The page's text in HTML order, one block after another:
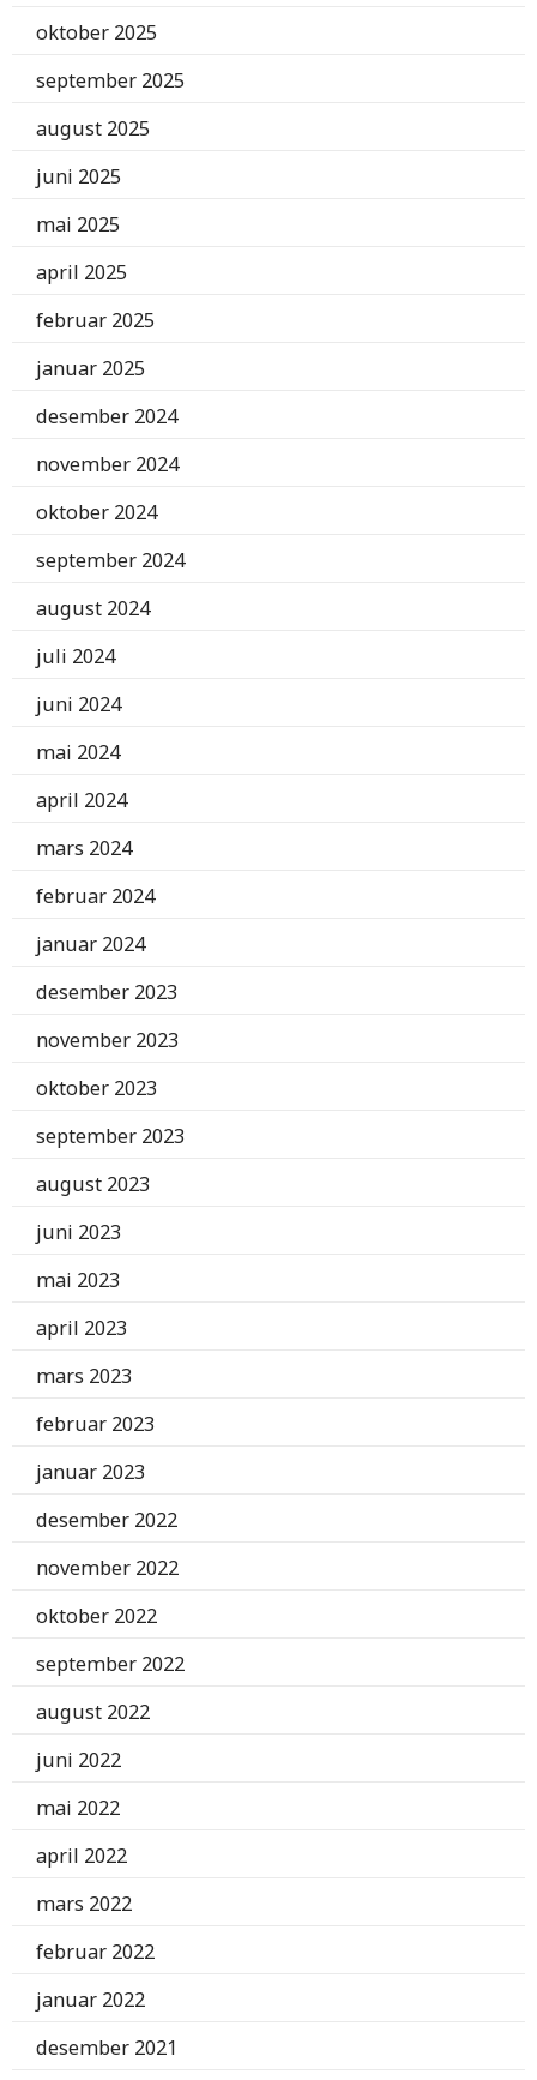
oktober 2025
september 2025
august 2025
juni 2025
mai 2025
april 2025
februar 2025
januar 2025
desember 2024
november 2024
oktober 2024
september 2024
august 2024
juli 2024
juni 2024
mai 2024
april 2024
mars 2024
februar 2024
januar 2024
desember 2023
november 2023
oktober 2023
september 2023
august 2023
juni 2023
mai 2023
april 2023
mars 2023
februar 2023
januar 2023
desember 2022
november 2022
oktober 2022
september 2022
august 2022
juni 2022
mai 2022
april 2022
mars 2022
februar 2022
januar 2022
desember 2021